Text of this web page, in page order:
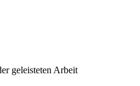
geleisteten Arbeit